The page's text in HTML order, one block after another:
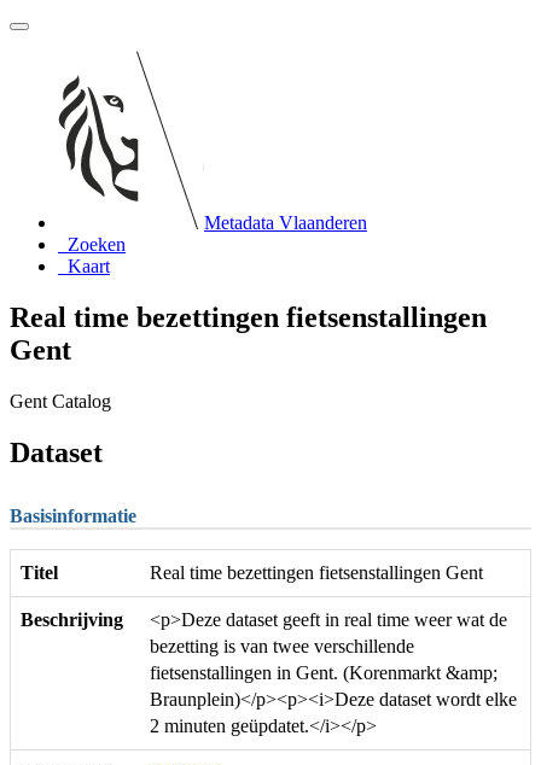
Metadata Vlaanderen
Zoeken
Kaart
Real time bezettingen fietsenstallingen
Gent
Gent Catalog
Dataset
Basisinformatie
Titel Real time bezettingen fietsenstallingen Gent
Beschrijving
<p>Deze dataset geeft in real time weer wat de
bezetting is van twee verschillende
fietsenstallingen in Gent. (Korenmarkt &amp;
Braunplein)</p><p><i>Deze dataset wordt elke
2 minuten geüpdatet.</i></p>